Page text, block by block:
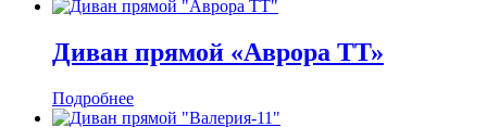
Диван прямой «Аврора ТТ»
Подробнее